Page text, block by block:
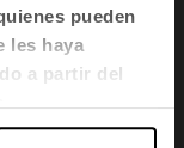
pueden
les haya
a partir del